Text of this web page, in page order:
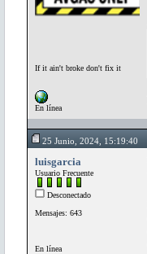
If it ain't broke don't fix it
En línea
25 Junio, 2024, 15:19:40
luisgarcia
Usuario Frecuente
Desconectado
Mensajes: 643
En línea